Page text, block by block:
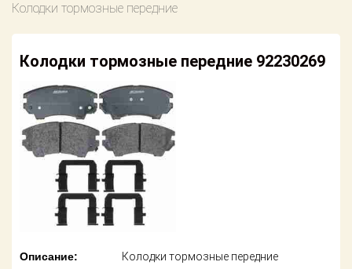
Оплата
Возврат
Поставщикам
Партнерство и
сотрудничество
Как оформить
американских
- любые
запчасти
Подбор по
запросу
Детали для ТО
Ремонт и
Колодки тормозные передние
Колодки тормозные передние 92230269
Описание:
Колодки тормозные передние